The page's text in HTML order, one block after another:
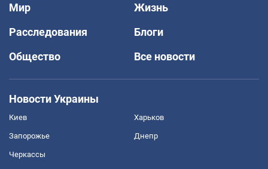
Мир
Жизнь
Расследования
Блоги
Общество
Все новости
Новости Украины
Киев Харьков
Запорожье Днепр
Черкассы